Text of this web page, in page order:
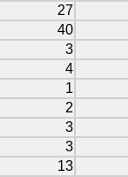
27
40
3
4
1
2
3
3
13